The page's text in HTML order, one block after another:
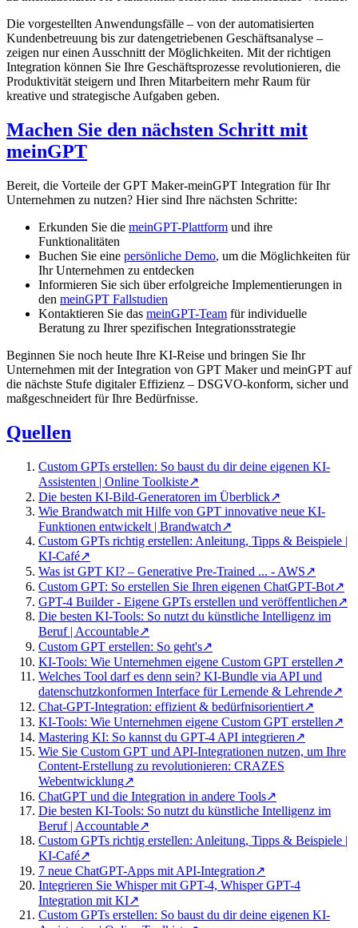
Die vorgestellten Anwendungsfälle – von der automatisierten
Kundenbetreuung bis zur datengetriebenen Geschäftsanalyse –
zeigen nur einen Ausschnitt der Möglichkeiten. Mit der richtigen
Integration können Sie Ihre Geschäftsprozesse revolutionieren, die
Produktivität steigern und Ihren Mitarbeitern mehr Raum für
kreative und strategische Aufgaben geben.
Machen Sie den nächsten Schritt mit
meinGPT
Bereit, die Vorteile der GPT Maker-meinGPT Integration für Ihr
Unternehmen zu nutzen? Hier sind Ihre nächsten Schritte:
Erkunden Sie die meinGPT-Plattform und ihre
Funktionalitäten
Buchen Sie eine persönliche Demo, um die Möglichkeiten für
Ihr Unternehmen zu entdecken
Informieren Sie sich über erfolgreiche Implementierungen in
den meinGPT Fallstudien
Kontaktieren Sie das meinGPT-Team für individuelle
Beratung zu Ihrer spezifischen Integrationsstrategie
Beginnen Sie noch heute Ihre KI-Reise und bringen Sie Ihr
Unternehmen mit der Integration von GPT Maker und meinGPT auf
die nächste Stufe digitaler Effizienz – DSGVO-konform, sicher und
maßgeschneidert für Ihre Bedürfnisse.
Quellen
Custom GPTs erstellen: So baust du dir deine eigenen KI-
Assistenten | Online Toolkiste↗
Die besten KI-Bild-Generatoren im Überblick↗
Wie Brandwatch mit Hilfe von GPT innovative neue KI-
Funktionen entwickelt | Brandwatch↗
Custom GPTs richtig erstellen: Anleitung, Tipps & Beispiele |
KI-Café↗
Was ist GPT KI? – Generative Pre-Trained ... - AWS↗
Custom GPT: So erstellen Sie Ihren eigenen ChatGPT-Bot↗
GPT-4 Builder - Eigene GPTs erstellen und veröffentlichen↗
Die besten KI-Tools: So nutzt du künstliche Intelligenz im
Beruf | Accountable↗
Custom GPT erstellen: So geht's↗
KI-Tools: Wie Unternehmen eigene Custom GPT erstellen↗
Welches Tool darf es denn sein? KI-Bundle via API und
datenschutzkonformen Interface für Lernende & Lehrende↗
Chat-GPT-Integration: effizient & bedürfnisorientiert↗
KI-Tools: Wie Unternehmen eigene Custom GPT erstellen↗
Mastering KI: So kannst du GPT-4 API integrieren↗
Wie Sie Custom GPT und API-Integrationen nutzen, um Ihre
Content-Erstellung zu revolutionieren: CRAZES
Webentwicklung↗
ChatGPT und die Integration in andere Tools↗
Die besten KI-Tools: So nutzt du künstliche Intelligenz im
Beruf | Accountable↗
Custom GPTs richtig erstellen: Anleitung, Tipps & Beispiele |
KI-Café↗
7 neue ChatGPT-Apps mit API-Integration↗
Integrieren Sie Whisper mit GPT-4, Whisper GPT-4
Integration mit KI↗
Custom GPTs erstellen: So baust du dir deine eigenen KI-